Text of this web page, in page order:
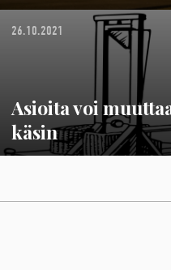
26.10.2021
Asioita voi
käsin